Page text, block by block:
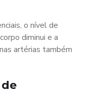
o nível de
diminui e a
artérias também
de